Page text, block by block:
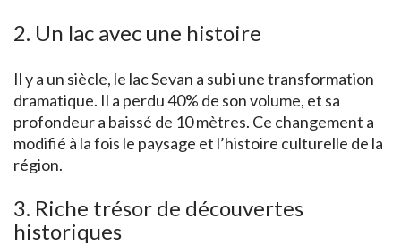
2. Un lac avec une histoire
Il y a un siècle, le lac Sevan a subi une transformation
dramatique. Il a perdu 40% de son volume, et sa
profondeur a baissé de 10 mètres. Ce changement a
modifié à la fois le paysage et l’histoire culturelle de la
région.
3. Riche trésor de découvertes
historiques